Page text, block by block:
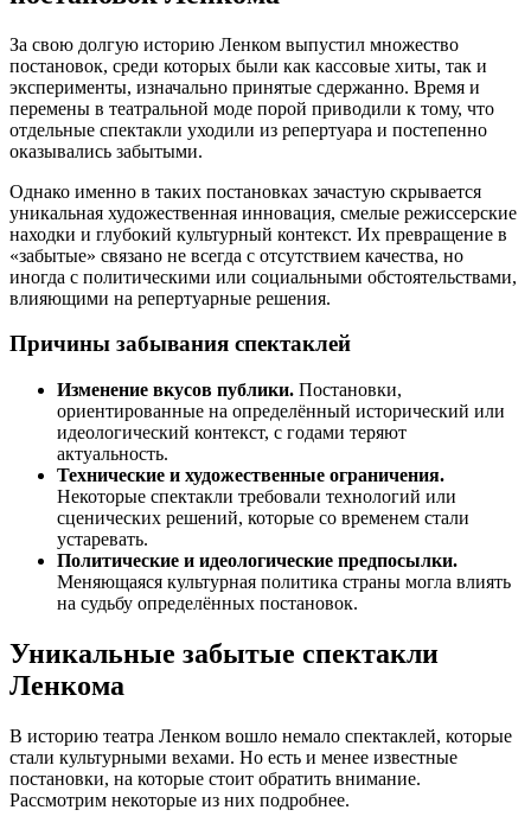
За свою долгую историю Ленком выпустил множество
постановок, среди которых были как кассовые хиты, так и
эксперименты, изначально принятые сдержанно. Время и
перемены в театральной моде порой приводили к тому, что
отдельные спектакли уходили из репертуара и постепенно
оказывались забытыми.
Однако именно в таких постановках зачастую скрывается
уникальная художественная инновация, смелые режиссерские
находки и глубокий культурный контекст. Их превращение в
«забытые» связано не всегда с отсутствием качества, но
иногда с политическими или социальными обстоятельствами,
влияющими на репертуарные решения.
Причины забывания спектаклей
Изменение вкусов публики. Постановки,
ориентированные на определённый исторический или
идеологический контекст, с годами теряют
актуальность.
Технические и художественные ограничения.
Некоторые спектакли требовали технологий или
сценических решений, которые со временем стали
устаревать.
Политические и идеологические предпосылки.
Меняющаяся культурная политика страны могла влиять
на судьбу определённых постановок.
Уникальные забытые спектакли
Ленкома
В историю театра Ленком вошло немало спектаклей, которые
стали культурными вехами. Но есть и менее известные
постановки, на которые стоит обратить внимание.
Рассмотрим некоторые из них подробнее.